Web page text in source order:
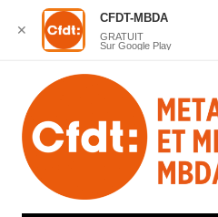
contenu
✕
CFDT-MBDA
GRATUIT
Sur Google Play